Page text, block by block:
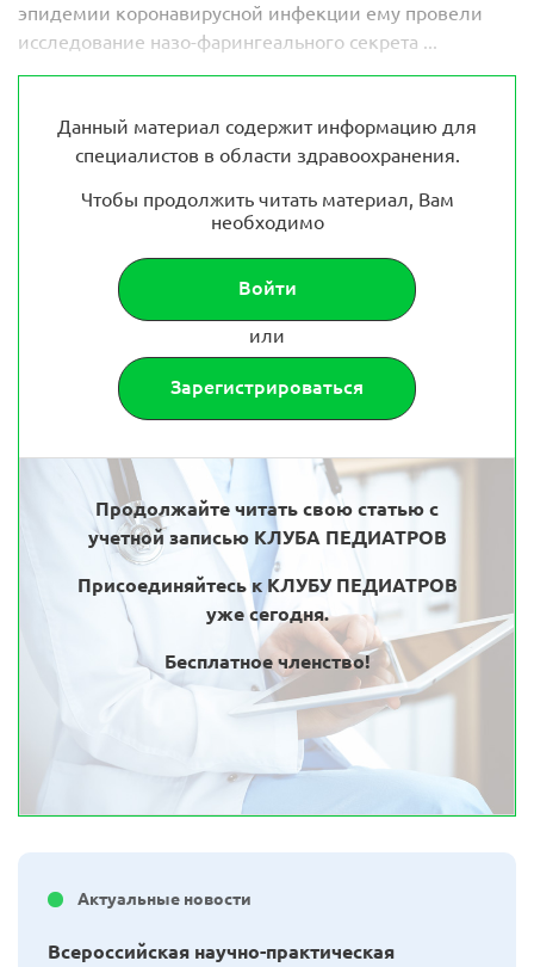
эпидемии коронавирусной инфекции ему провели
исследование назо-фарингеального секрета ...
Данный материал содержит информацию для
специалистов в области здравоохранения.
Чтобы продолжить читать материал, Вам
необходимо
Войти
или
Зарегистрироваться
Продолжайте читать свою статью с
учетной записью КЛУБА ПЕДИАТРОВ
Присоединяйтесь к КЛУБУ ПЕДИАТРОВ
уже сегодня.
Бесплатное членство!
Актуальные новости
Всероссийская научно-практическая